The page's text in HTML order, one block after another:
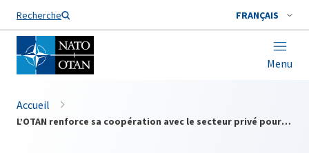
Recherche FRANÇAIS
Menu
Nom de famille*
Accueil
L’OTAN renforce sa coopération avec le secteur privé pour que les pays de l’Alliance soient plus résilients